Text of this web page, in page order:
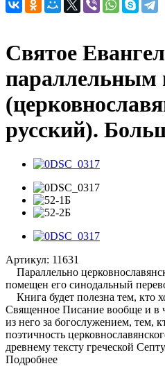
Святое
параллельным
русский).
Артикул: 11631
Параллельно
помещен его синодальный
Книга будет полезна тем, кто
Священное Писание вообще и в
из него за богослужением, тем,
поэтичность
древнему тексту греческой
Подробнее